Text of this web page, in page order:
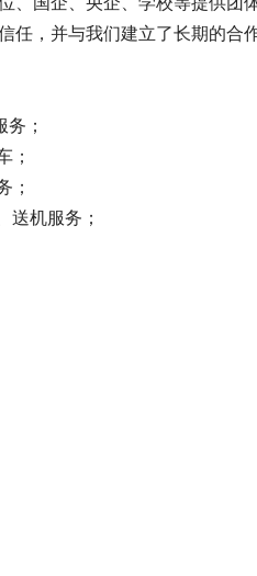
任，并与我们建立了长期的合
；
；
；
送机服务；